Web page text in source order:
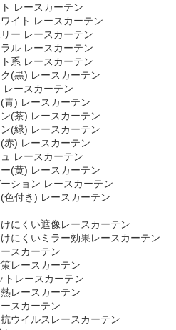
レースカーテン
イト レースカーテン
ー レースカーテン
ル レースカーテン
系 レースカーテン
(黒) レースカーテン
レースカーテン
青) レースカーテン
(茶) レースカーテン
(緑) レースカーテン
赤) レースカーテン
レースカーテン
(黄) レースカーテン
ション レースカーテン
色付き) レースカーテン
にくい遮像レースカーテン
にくいミラー効果レースカーテン
スカーテン
レースカーテン
トレースカーテン
レースカーテン
スカーテン
ウイルスレースカーテン